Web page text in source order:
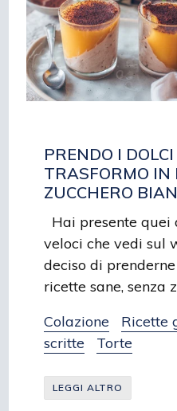
PRENDO I
TRASFORMO IN
ZUCCHERO
Hai presente quei
veloci che vedi sul
deciso di
ricette sane, senza
Colazione
Ricette
scritte
Torte
LEGGI ALTRO